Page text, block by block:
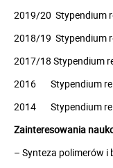
2019/20 Stypendium
2018/19 Stypendium
2017/18 Stypendium
2016 Stypendium
2014 Stypendium
Zainteresowania
– Synteza polimerów i